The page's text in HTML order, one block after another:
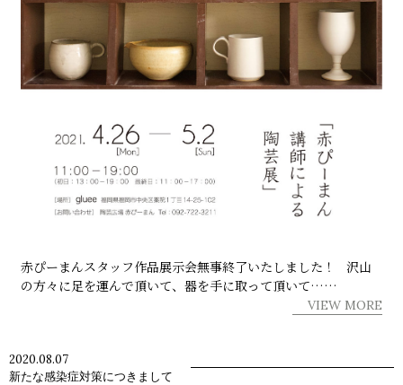
赤ぴーまんスタッフ作品展示会無事終了いたしました！ 沢山
の方々に足を運んで頂いて、器を手に取って頂いて……
VIEW MORE
2020.08.07
新たな感染症対策につきまして